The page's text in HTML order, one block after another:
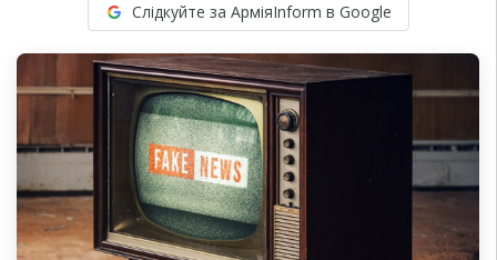
Слідкуйте за АрміяInform в Google